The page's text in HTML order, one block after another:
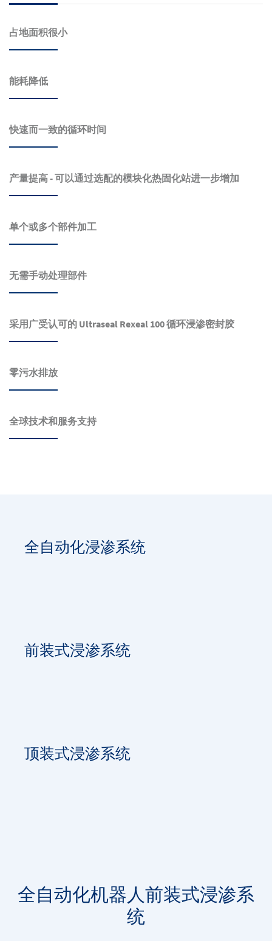
占地面积很小
能耗降低
快速而一致的循环时间
产量提高 - 可以通过选配的模块化热固化站进一步增加
单个或多个部件加工
无需手动处理部件
采用广受认可的 Ultraseal Rexeal 100 循环浸渗密封胶
零污水排放
全球技术和服务支持
全自动化浸渗系统
前装式浸渗系统
顶装式浸渗系统
全自动化机器人前装式浸渗系
统